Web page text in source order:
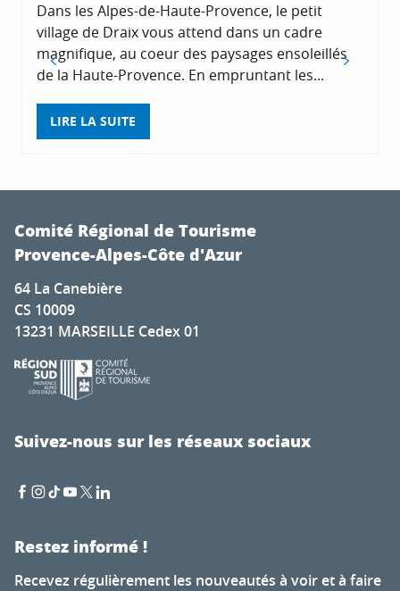
Dans les Alpes-de-Haute-Provence, le petit
village de Draix vous attend dans un cadre
magnifique, au coeur des paysages ensoleillés
de la Haute-Provence. En empruntant les...
LIRE LA SUITE
Comité Régional de Tourisme
Provence-Alpes-Côte d'Azur
64 La Canebière
CS 10009
13231 MARSEILLE Cedex 01
Suivez-nous sur les réseaux sociaux
Restez informé !
Recevez régulièrement les nouveautés à voir et à faire